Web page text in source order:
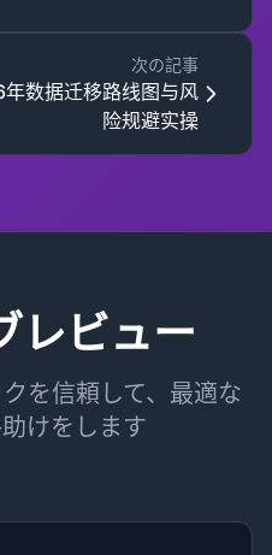
次の記事
数据迁移路线图与风
险规避实操
レビュー
を信頼して、最適な
けをします